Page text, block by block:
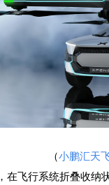
（小鹏汇天
，在飞行系统折叠收纳